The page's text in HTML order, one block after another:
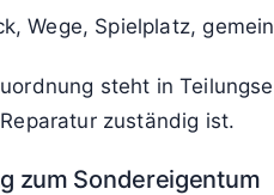
Wege, Spielplatz,
steht in
zuständig ist.
zum Sondereigentum